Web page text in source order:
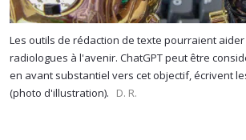
Les outils de rédaction de texte pourraient
radiologues à l'avenir. ChatGPT peut être
en avant substantiel vers cet objectif, écrivent
(photo d'illustration).
D. R.